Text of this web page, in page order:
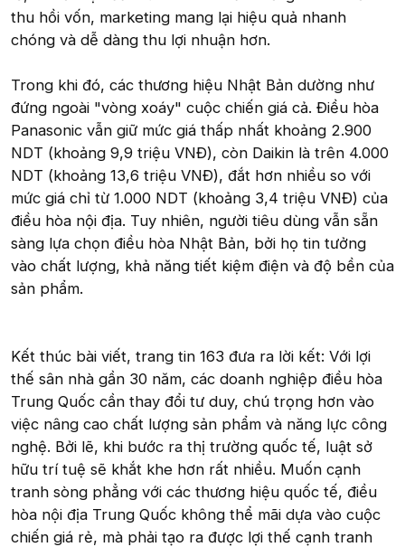
thu hồi vốn, marketing mang lại hiệu quả nhanh
chóng và dễ dàng thu lợi nhuận hơn.
Trong khi đó, các thương hiệu Nhật Bản dường như
đứng ngoài "vòng xoáy" cuộc chiến giá cả. Điều hòa
Panasonic vẫn giữ mức giá thấp nhất khoảng 2.900
NDT (khoảng 9,9 triệu VNĐ), còn Daikin là trên 4.000
NDT (khoảng 13,6 triệu VNĐ), đắt hơn nhiều so với
mức giá chỉ từ 1.000 NDT (khoảng 3,4 triệu VNĐ) của
điều hòa nội địa. Tuy nhiên, người tiêu dùng vẫn sẵn
sàng lựa chọn điều hòa Nhật Bản, bởi họ tin tưởng
vào chất lượng, khả năng tiết kiệm điện và độ bền của
sản phẩm.
Kết thúc bài viết, trang tin 163 đưa ra lời kết: Với lợi
thế sân nhà gần 30 năm, các doanh nghiệp điều hòa
Trung Quốc cần thay đổi tư duy, chú trọng hơn vào
việc nâng cao chất lượng sản phẩm và năng lực công
nghệ. Bởi lẽ, khi bước ra thị trường quốc tế, luật sở
hữu trí tuệ sẽ khắt khe hơn rất nhiều. Muốn cạnh
tranh sòng phẳng với các thương hiệu quốc tế, điều
hòa nội địa Trung Quốc không thể mãi dựa vào cuộc
chiến giá rẻ, mà phải tạo ra được lợi thế cạnh tranh